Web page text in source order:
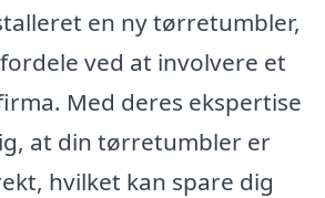
en ny tørretumbler,
ved at involvere et
Med deres ekspertise
at din tørretumbler er
hvilket kan spare dig